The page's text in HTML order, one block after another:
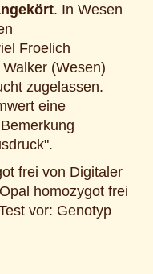
. In Wesen
Froelich
(Wesen)
zugelassen.
eine
frei von Digitaler
homozygot frei
vor: Genotyp